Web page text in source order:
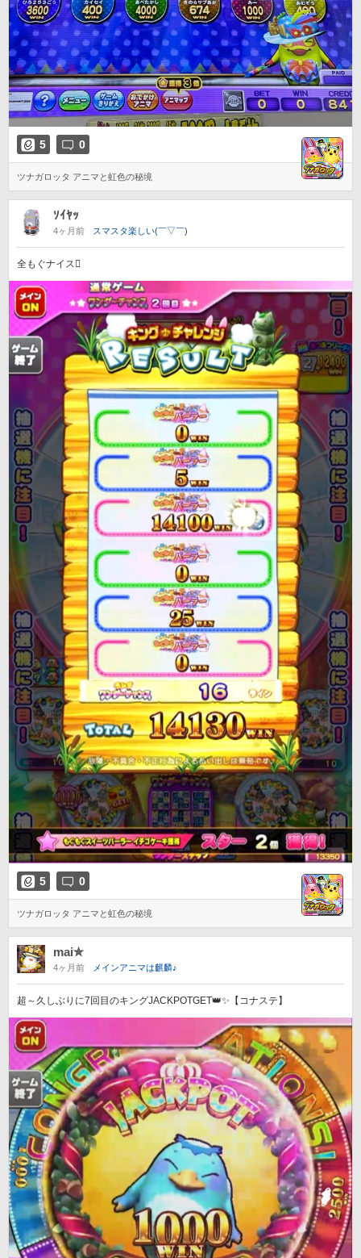
5 0
ツナガロッタ アニマと虹色の秘境
ｿｲﾔｯ
4ヶ月前 スマスタ楽しい(￣▽￣)
全もぐナイス󾮗
5 0
ツナガロッタ アニマと虹色の秘境
mai✮
4ヶ月前 メインアニマは麒麟♪
超～久しぶりに7回目のキングJACKPOTGET👑✨【コナステ】